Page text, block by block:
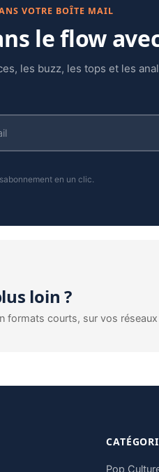
VOTRE BOÎTE MAIL
le flow
les buzz, les tops et les
en un clic.
loin ?
formats courts, sur vos
Pop